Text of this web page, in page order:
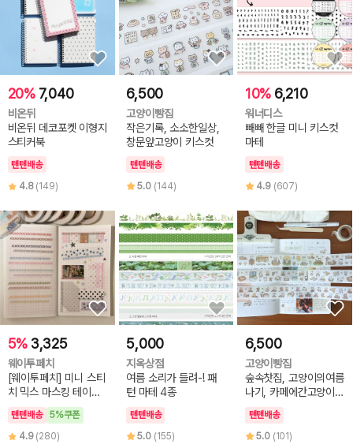
20% 7,040
비온뒤
비온뒤 데코포켓 이형지
스티커북
텐텐배송
4.8 (149)
6,500
고양이빵집
작은기록, 소소한일상,
창문앞고양이 키스컷
텐텐배송
5.0 (144)
10% 6,210
워너디스
빼빼 한글 미니 키스컷
마테
텐텐배송
4.9 (607)
5% 3,325
웨이투페치
[웨이투페치] 미니 스티
치 믹스 마스킹 테이프
(6종 선택)
텐텐배송
5%쿠폰
4.9 (280)
5,000
지옥상점
여름 소리가 들려-! 패
턴 마테 4종
텐텐배송
5.0 (155)
6,500
고양이빵집
숲속찻집, 고양이의여름
나기, 카페에간고양이
텐텐배송
5.0 (101)